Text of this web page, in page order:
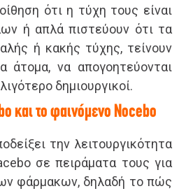
ότι η τύχη τους είναι
ή απλά πιστεύουν ότι τα
ή κακής τύχης, τείνουν
άτομα, να απογοητεύονται
δημιουργικοί.
και το φαινόμενο Nocebo
την λειτουργικότητα
σε πειράματα τους για
φάρμακων, δηλαδή το πώς